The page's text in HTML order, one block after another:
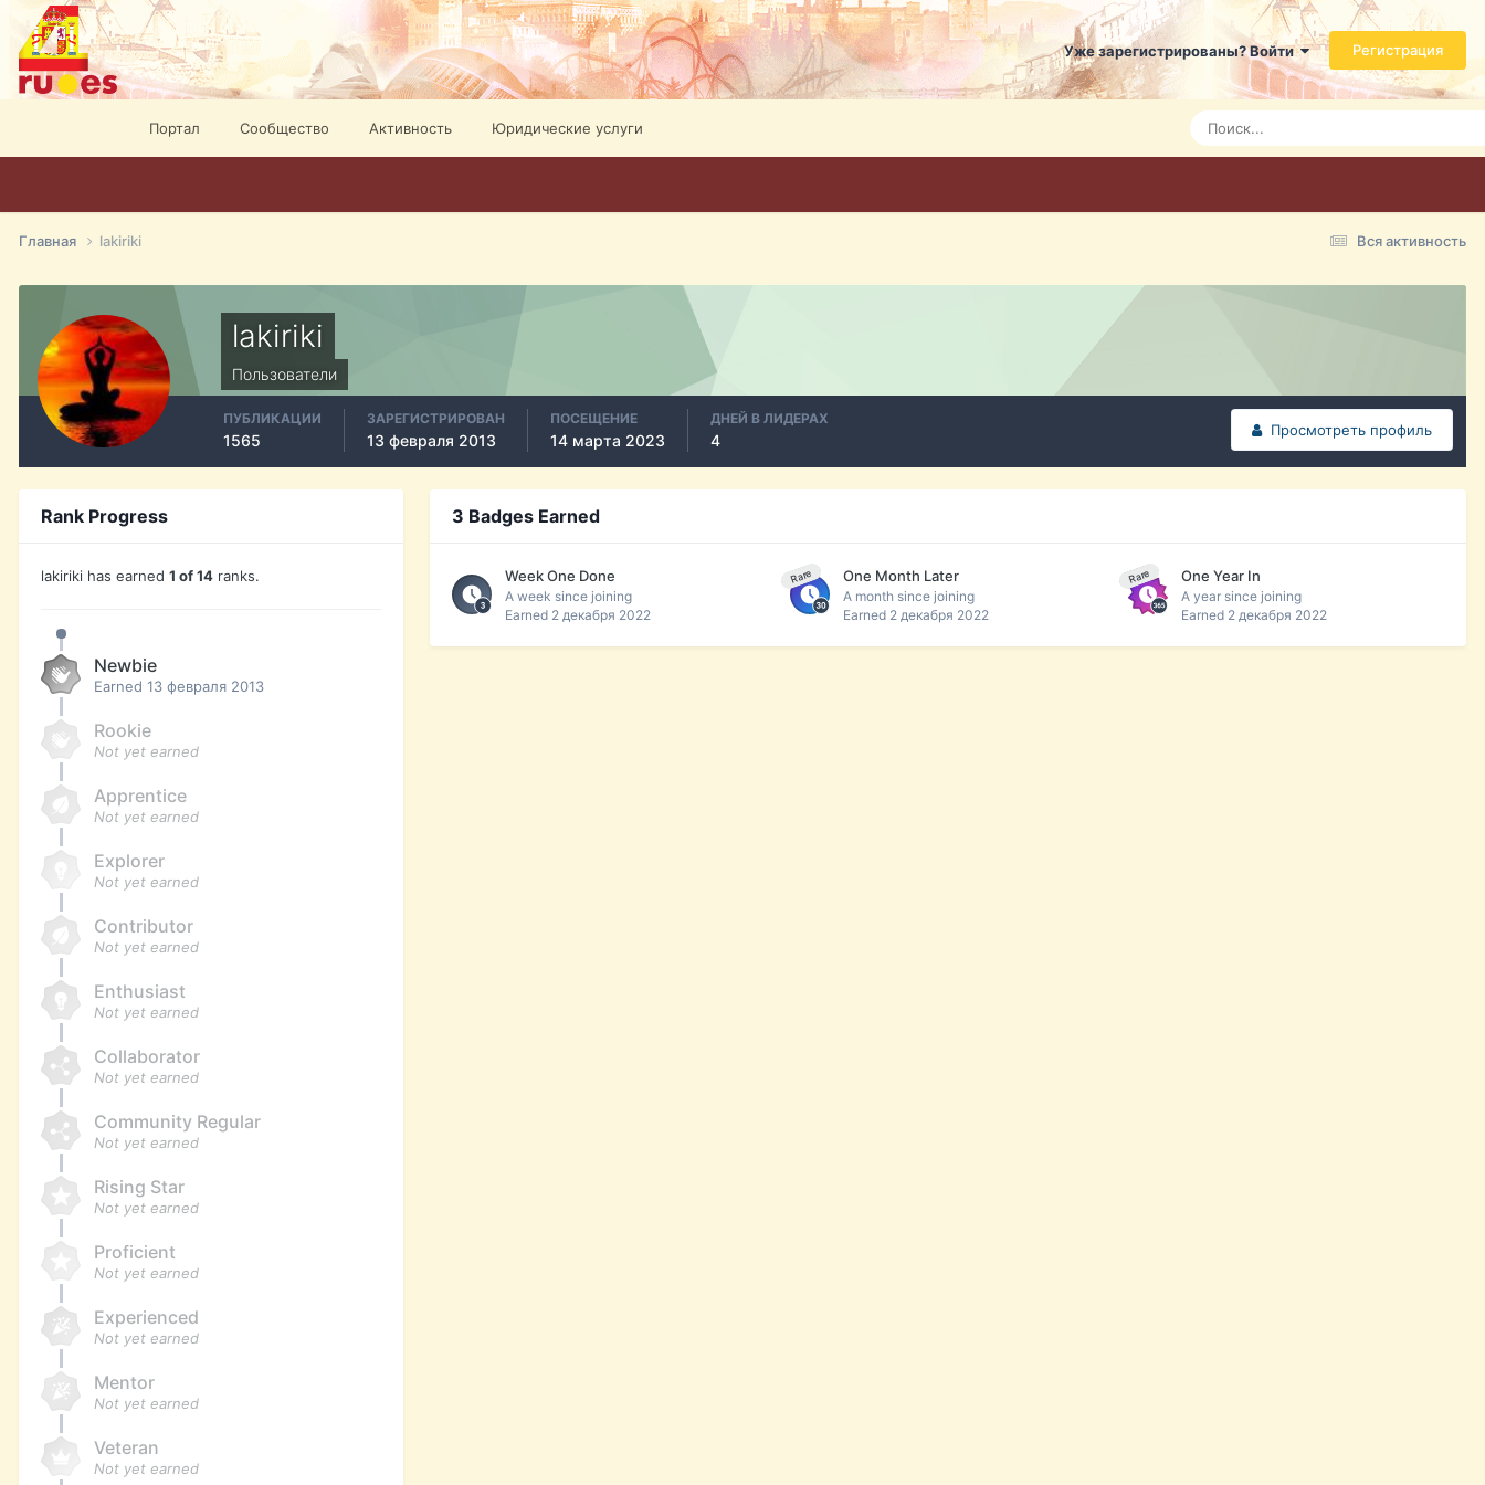
Уже зарегистрированы? Войти Регистрация
Портал Сообщество Активность Юридические услуги
Вся активность
Главная lakiriki
lakiriki
Пользователи
Просмотреть профиль
ПУБЛИКАЦИИ
1565
ЗАРЕГИСТРИРОВАН
13 февраля 2013
ПОСЕЩЕНИЕ
14 марта 2023
ДНЕЙ В ЛИДЕРАХ
4
Rank Progress
lakiriki has earned 1 of 14 ranks.
Newbie
Earned 13 февраля 2013
Rookie
Not yet earned
Apprentice
Not yet earned
Explorer
Not yet earned
Contributor
Not yet earned
Enthusiast
Not yet earned
Collaborator
Not yet earned
Community Regular
Not yet earned
Rising Star
Not yet earned
Proficient
Not yet earned
Experienced
Not yet earned
Mentor
Not yet earned
Veteran
Not yet earned
3 Badges Earned
Week One Done
A week since joining
Earned 2 декабря 2022
Rare One Month Later
A month since joining
Earned 2 декабря 2022
Rare One Year In
A year since joining
Earned 2 декабря 2022